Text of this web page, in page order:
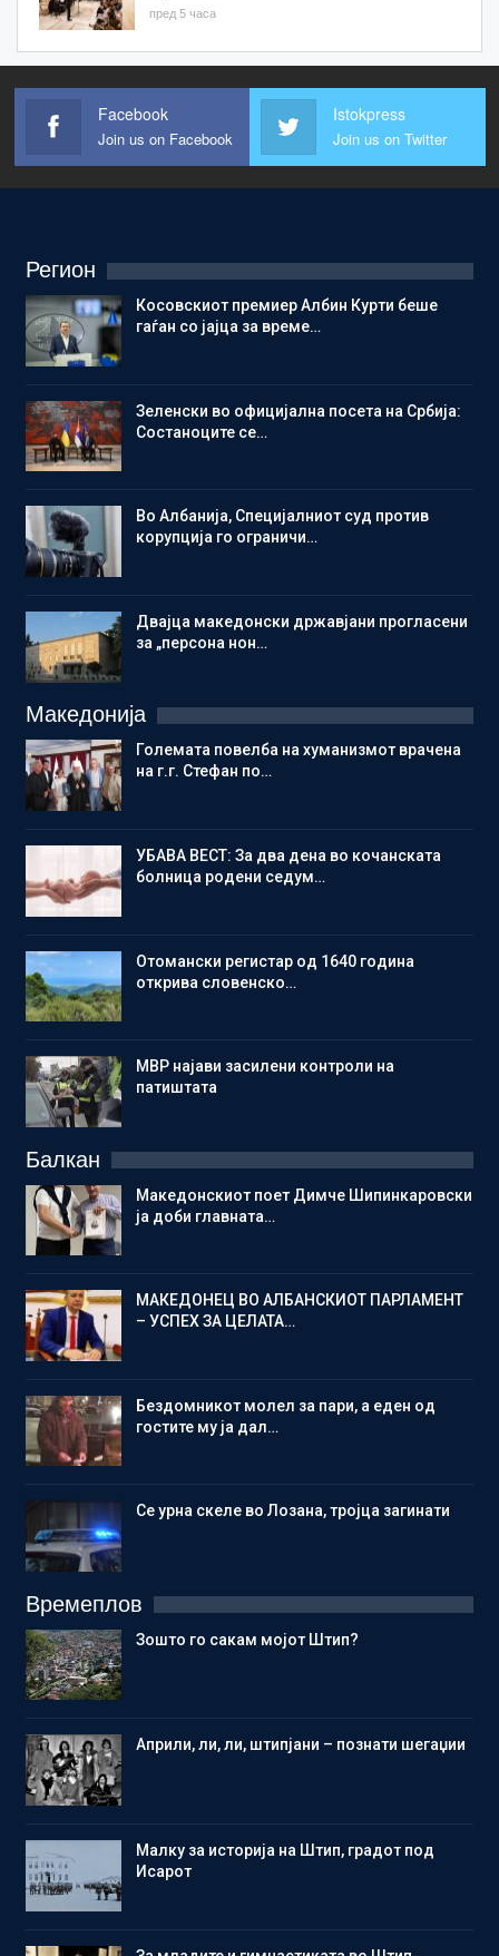
пред 5 часа
Facebook
Join us on Facebook
Istokpress
Join us on Twitter
Регион
Косовскиот премиер Албин Курти беше
гаѓан со јајца за време…
Зеленски во официјална посета на Србија:
Состаноците се…
Во Албанија, Специјалниот суд против
корупција го ограничи…
Двајца македонски државјани прогласени
за „персона нон…
Македонија
Големата повелба на хуманизмот врачена
на г.г. Стефан по…
УБАВА ВЕСТ: За два дена во кочанската
болница родени седум…
Отомански регистар од 1640 година
открива словенско…
МВР најави засилени контроли на
патиштата
Балкан
Македонскиот поет Димче Шипинкаровски
ја доби главната…
МАКЕДОНЕЦ ВО АЛБАНСКИОТ ПАРЛАМЕНТ
– УСПЕХ ЗА ЦЕЛАТА…
Бездомникот молел за пари, а еден од
гостите му ја дал…
Се урна скеле во Лозана, тројца загинати
Времеплов
Зошто го сакам мојот Штип?
Aприли, ли, ли, штипјани – познати шегаџии
Малку за историја на Штип, градот под
Исарот